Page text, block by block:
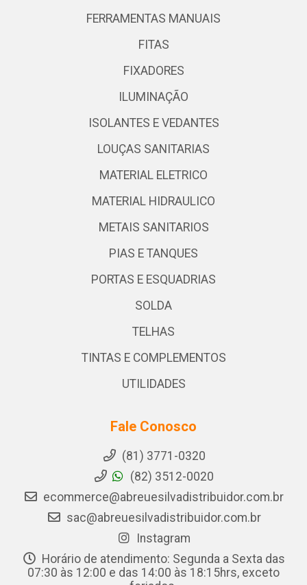
FERRAMENTAS MANUAIS
FITAS
FIXADORES
ILUMINAÇÃO
ISOLANTES E VEDANTES
LOUÇAS SANITARIAS
MATERIAL ELETRICO
MATERIAL HIDRAULICO
METAIS SANITARIOS
PIAS E TANQUES
PORTAS E ESQUADRIAS
SOLDA
TELHAS
TINTAS E COMPLEMENTOS
UTILIDADES
Fale Conosco
(81) 3771-0320
(82) 3512-0020
ecommerce@abreuesilvadistribuidor.com.br
sac@abreuesilvadistribuidor.com.br
Instagram
Horário de atendimento: Segunda a Sexta das
07:30 às 12:00 e das 14:00 às 18:15hrs, exceto